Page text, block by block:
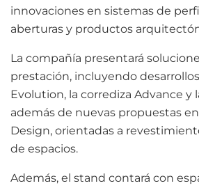
innovaciones en sistemas de
aberturas y productos
La compañía presentará
prestación, incluyendo
Evolution, la corrediza Advance y
además de nuevas propuestas
Design, orientadas a
de espacios.
Además, el stand contará con